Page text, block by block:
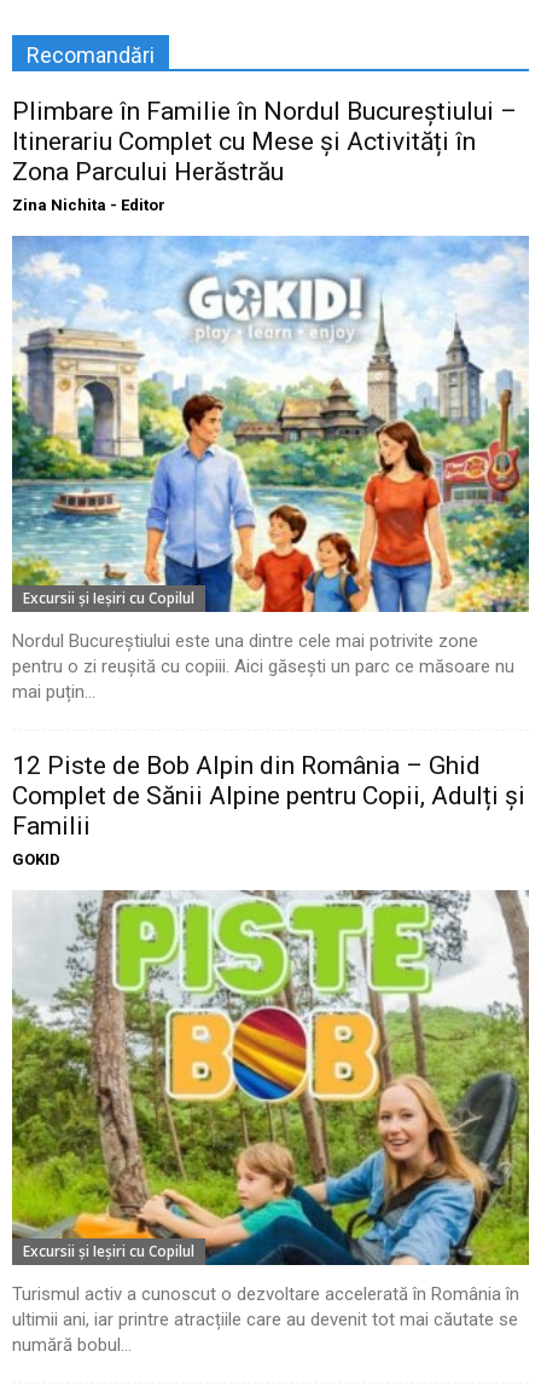
Recomandări
Plimbare în Familie în Nordul Bucureștiului –
Itinerariu Complet cu Mese și Activități în
Zona Parcului Herăstrău
Zina Nichita - Editor
Excursii şi Ieşiri cu Copilul
Nordul Bucureștiului este una dintre cele mai potrivite zone
pentru o zi reușită cu copiii. Aici găsești un parc ce măsoare nu
mai puțin...
12 Piste de Bob Alpin din România – Ghid
Complet de Sănii Alpine pentru Copii, Adulți și
Familii
GOKID
Excursii şi Ieşiri cu Copilul
Turismul activ a cunoscut o dezvoltare accelerată în România în
ultimii ani, iar printre atracțiile care au devenit tot mai căutate se
numără bobul...